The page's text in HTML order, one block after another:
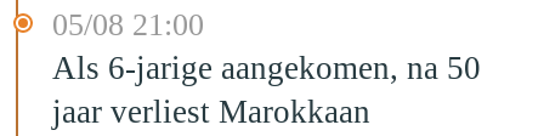
05/08 21:00
Als 6-jarige aangekomen, na 50
jaar verliest Marokkaan